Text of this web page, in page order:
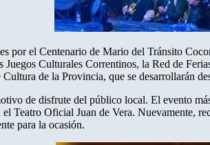
por el Centenario de Mario del Tránsito
Culturales Correntinos, la Red de
de la Provincia, que se desarrollarán
de disfrute del público local. El evento
Teatro Oficial Juan de Vera. Nuevamente,
para la ocasión.